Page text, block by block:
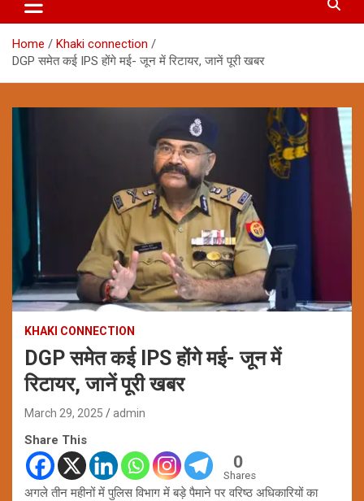
Home
Khaki connection
DGP समेत कई IPS होंगे मई- जून में रिटायर, जानें पूरी खबर
KHAKI CONNECTION
DGP समेत कई IPS होंगे मई- जून में
रिटायर, जानें पूरी खबर
March 29, 2025 admin
Share This
0
Shares
अगले तीन महीनों में पुलिस विभाग में बड़े पैमाने पर वरिष्ठ अधिकारियों का